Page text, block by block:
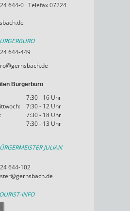
644-0 · Telefax 07224
644-449
Bürgerbüro
7:30 - 16 Uhr
7:30 - 12 Uhr
7:30 - 18 Uhr
7:30 - 13 Uhr
JULIAN
644-102
INFO